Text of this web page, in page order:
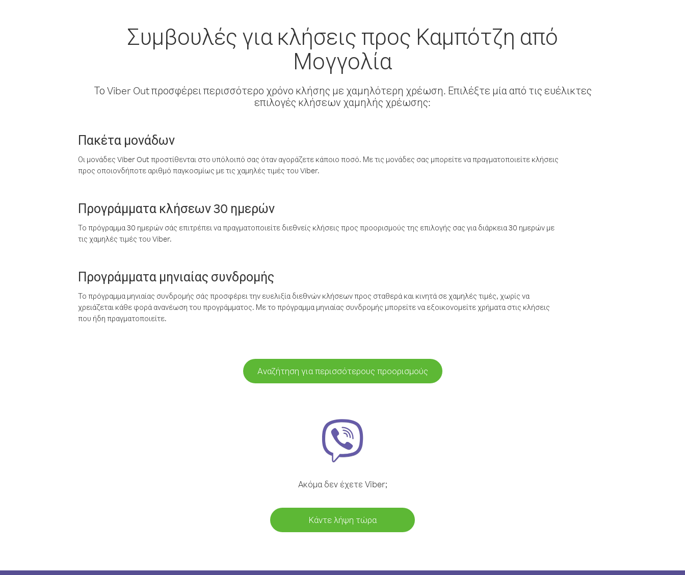
Συμβουλές για κλήσεις προς Καμπότζη από
Μογγολία
Το Viber Out προσφέρει περισσότερο χρόνο κλήσης με χαμηλότερη χρέωση. Επιλέξτε μία από τις ευέλικτες
επιλογές κλήσεων χαμηλής χρέωσης:
Πακέτα μονάδων
Οι μονάδες Viber Out προστίθενται στο υπόλοιπό σας όταν αγοράζετε κάποιο ποσό. Με τις μονάδες σας μπορείτε να πραγματοποιείτε κλήσεις
προς οποιονδήποτε αριθμό παγκοσμίως με τις χαμηλές τιμές του Viber.
Προγράμματα κλήσεων 30 ημερών
Το πρόγραμμα 30 ημερών σάς επιτρέπει να πραγματοποιείτε διεθνείς κλήσεις προς προορισμούς της επιλογής σας για διάρκεια 30 ημερών με
τις χαμηλές τιμές του Viber.
Προγράμματα μηνιαίας συνδρομής
Το πρόγραμμα μηνιαίας συνδρομής σάς προσφέρει την ευελιξία διεθνών κλήσεων προς σταθερά και κινητά σε χαμηλές τιμές, χωρίς να
χρειάζεται κάθε φορά ανανέωση του προγράμματος. Με το πρόγραμμα μηνιαίας συνδρομής μπορείτε να εξοικονομείτε χρήματα στις κλήσεις
που ήδη πραγματοποιείτε.
Αναζήτηση για περισσότερους προορισμούς
Ακόμα δεν έχετε Viber;
Κάντε λήψη τώρα